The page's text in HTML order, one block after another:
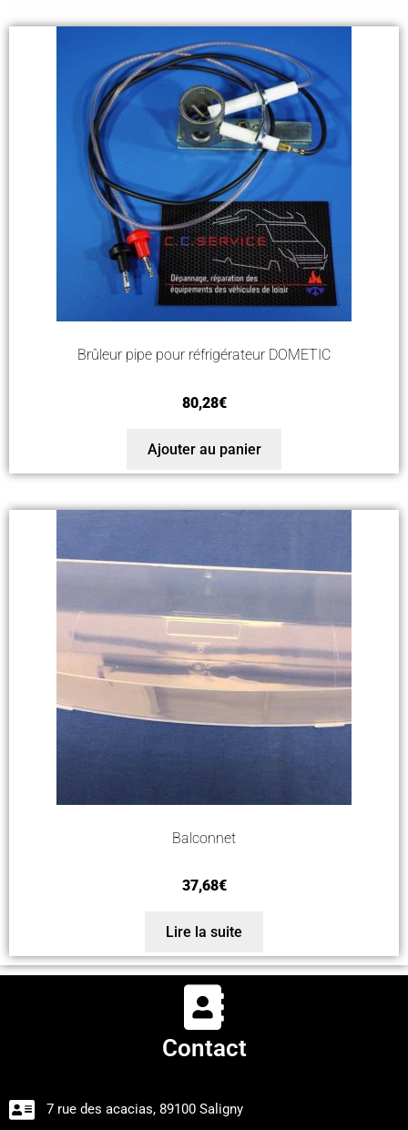
Brûleur pipe pour réfrigérateur DOMETIC
80,28€
Ajouter au panier
Balconnet
37,68€
Lire la suite
Contact
7 rue des acacias, 89100 Saligny